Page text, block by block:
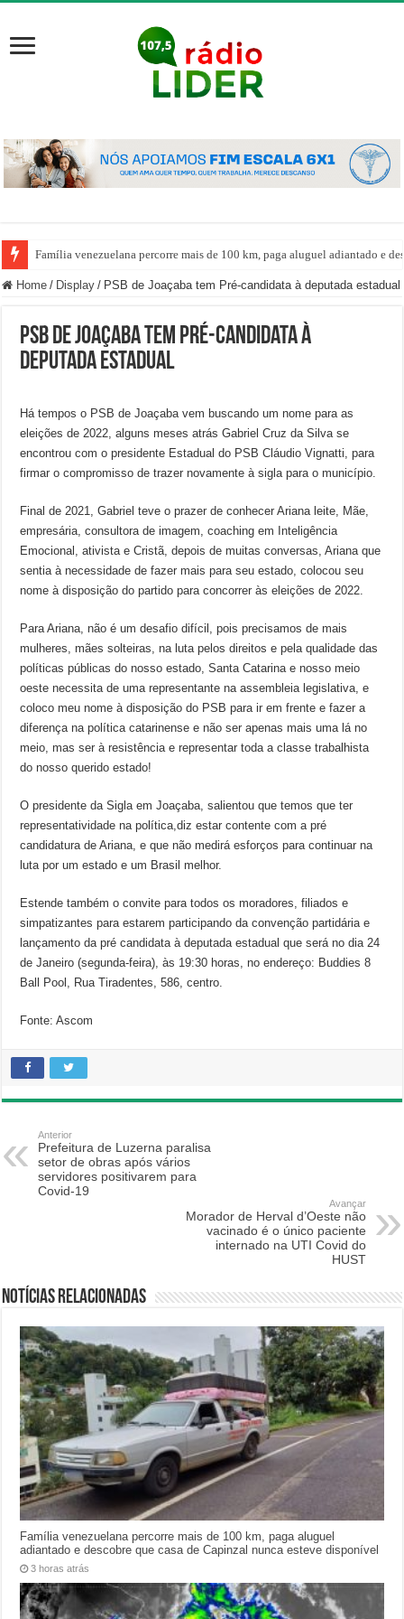
Família venezuelana percorre mais de 100 km, paga aluguel adiantado e
Home / Display / PSB de Joaçaba tem Pré-candidata à deputada estadual
PSB de Joaçaba tem Pré-candidata à
deputada estadual
Há tempos o PSB de Joaçaba vem buscando um nome para as
eleições de 2022, alguns meses atrás Gabriel Cruz da Silva se
encontrou com o presidente Estadual do PSB Cláudio Vignatti, para
firmar o compromisso de trazer novamente à sigla para o município.
Final de 2021, Gabriel teve o prazer de conhecer Ariana leite, Mãe,
empresária, consultora de imagem, coaching em Inteligência
Emocional, ativista e Cristã, depois de muitas conversas, Ariana que
sentia à necessidade de fazer mais para seu estado, colocou seu
nome à disposição do partido para concorrer às eleições de 2022.
Para Ariana, não é um desafio difícil, pois precisamos de mais
mulheres, mães solteiras, na luta pelos direitos e pela qualidade das
políticas públicas do nosso estado, Santa Catarina e nosso meio
oeste necessita de uma representante na assembleia legislativa, e
coloco meu nome à disposição do PSB para ir em frente e fazer a
diferença na política catarinense e não ser apenas mais uma lá no
meio, mas ser à resistência e representar toda a classe trabalhista
do nosso querido estado!
O presidente da Sigla em Joaçaba, salientou que temos que ter
representatividade na política,diz estar contente com a pré
candidatura de Ariana, e que não medirá esforços para continuar na
luta por um estado e um Brasil melhor.
Estende também o convite para todos os moradores, filiados e
simpatizantes para estarem participando da convenção partidária e
lançamento da pré candidata à deputada estadual que será no dia 24
de Janeiro (segunda-feira), às 19:30 horas, no endereço: Buddies 8
Ball Pool, Rua Tiradentes, 586, centro.
Fonte: Ascom
Anterior
Prefeitura de Luzerna paralisa
setor de obras após vários
servidores positivarem para
Covid-19
Avançar
Morador de Herval d’Oeste não
vacinado é o único paciente
internado na UTI Covid do
HUST
Notícias relacionadas
Família venezuelana percorre mais de 100 km, paga aluguel
adiantado e descobre que casa de Capinzal nunca esteve disponível
3 horas atrás